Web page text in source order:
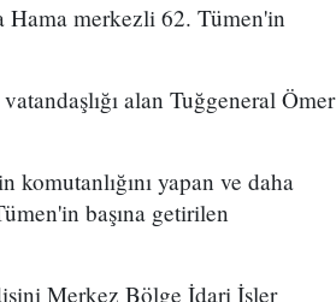
Hama merkezli 62. Tümen'in
alan Tuğgeneral Ömer
yapan ve daha
başına getirilen
Merkez Bölge İdari İşler